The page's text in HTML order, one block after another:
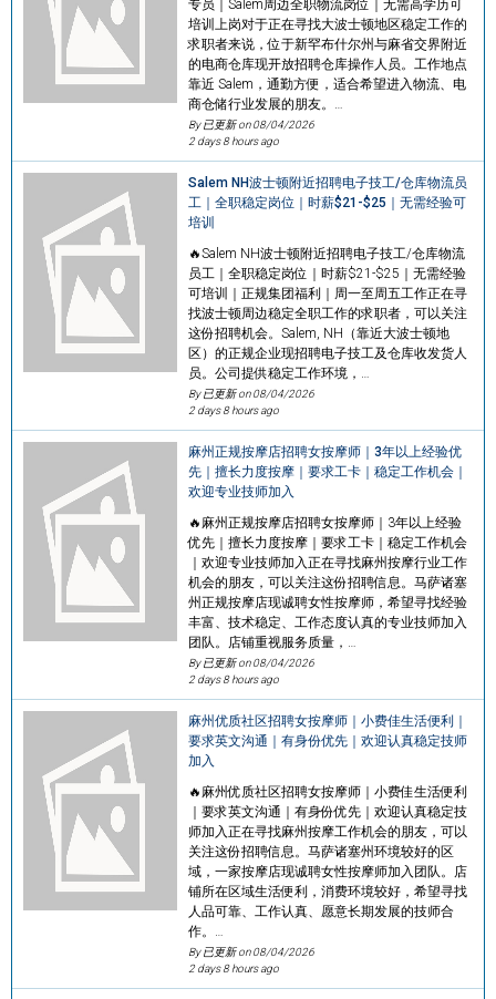
专员｜Salem周边全职物流岗位｜无需高学历可
培训上岗对于正在寻找大波士顿地区稳定工作的
求职者来说，位于新罕布什尔州与麻省交界附近
的电商仓库现开放招聘仓库操作人员。工作地点
靠近 Salem，通勤方便，适合希望进入物流、电
商仓储行业发展的朋友。…
By 已更新 on08/04/2026
2 days 8 hours ago
Salem NH波士顿附近招聘电子技工/仓库物流员
工｜全职稳定岗位｜时薪$21-$25｜无需经验可
培训
🔥Salem NH波士顿附近招聘电子技工/仓库物流
员工｜全职稳定岗位｜时薪$21-$25｜无需经验
可培训｜正规集团福利｜周一至周五工作正在寻
找波士顿周边稳定全职工作的求职者，可以关注
这份招聘机会。Salem, NH（靠近大波士顿地
区）的正规企业现招聘电子技工及仓库收发货人
员。公司提供稳定工作环境，…
By 已更新 on08/04/2026
2 days 8 hours ago
麻州正规按摩店招聘女按摩师｜3年以上经验优
先｜擅长力度按摩｜要求工卡｜稳定工作机会｜
欢迎专业技师加入
🔥麻州正规按摩店招聘女按摩师｜3年以上经验
优先｜擅长力度按摩｜要求工卡｜稳定工作机会
｜欢迎专业技师加入正在寻找麻州按摩行业工作
机会的朋友，可以关注这份招聘信息。马萨诸塞
州正规按摩店现诚聘女性按摩师，希望寻找经验
丰富、技术稳定、工作态度认真的专业技师加入
团队。店铺重视服务质量，…
By 已更新 on08/04/2026
2 days 8 hours ago
麻州优质社区招聘女按摩师｜小费佳生活便利｜
要求英文沟通｜有身份优先｜欢迎认真稳定技师
加入
🔥麻州优质社区招聘女按摩师｜小费佳生活便利
｜要求英文沟通｜有身份优先｜欢迎认真稳定技
师加入正在寻找麻州按摩工作机会的朋友，可以
关注这份招聘信息。马萨诸塞州环境较好的区
域，一家按摩店现诚聘女性按摩师加入团队。店
铺所在区域生活便利，消费环境较好，希望寻找
人品可靠、工作认真、愿意长期发展的技师合
作。…
By 已更新 on08/04/2026
2 days 8 hours ago